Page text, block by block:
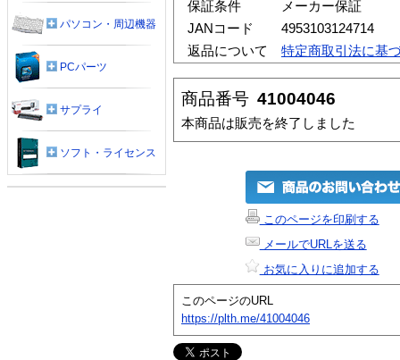
保証条件
メーカー保証
JANコード
4953103124714
返品について
特定商取引法に基
商品番号 41004046
本商品は販売を終了しました
このページを印刷する
メールでURLを送る
お気に入りに追加する
このページのURL
https://plth.me/41004046
パソコン・周辺機器
PCパーツ
サプライ
ソフト・ライセンス